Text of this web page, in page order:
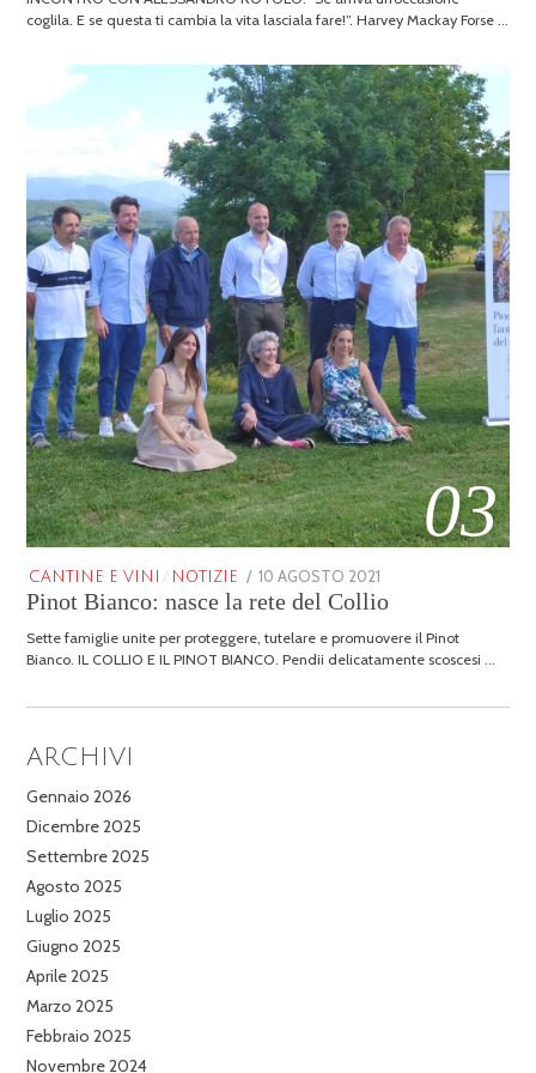
coglila. E se questa ti cambia la vita lasciala fare!”. Harvey Mackay Forse …
03
CANTINE E VINI / NOTIZIE
POSTED
ON
10 AGOSTO 2021
GENNAIO
Pinot Bianco: nasce la rete del Collio
Sette famiglie unite per proteggere, tutelare e promuovere il Pinot
Bianco. IL COLLIO E IL PINOT BIANCO. Pendii delicatamente scoscesi …
ARCHIVI
Gennaio 2026
Dicembre 2025
Settembre 2025
Agosto 2025
Luglio 2025
Giugno 2025
Aprile 2025
Marzo 2025
Febbraio 2025
Novembre 2024